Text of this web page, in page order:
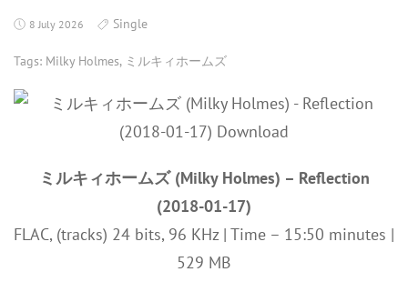
8 July 2026 Single
Tags: Milky Holmes, ミルキィホームズ
ミルキィホームズ (Milky Holmes) – Reflection
(2018-01-17)
FLAC, (tracks) 24 bits, 96 KHz | Time – 15:50 minutes |
529 MB